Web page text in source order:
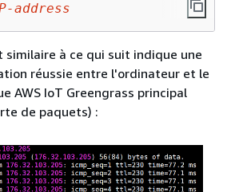
address
similaire à ce qui suit indique une
réussie entre l'ordinateur et le
AWS IoT Greengrass principal
de paquets) :